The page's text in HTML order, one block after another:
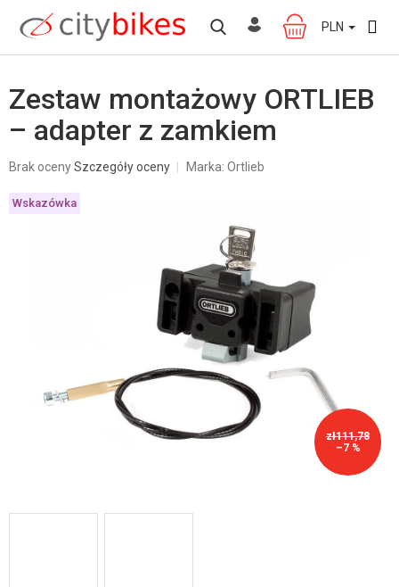
treści
KOSZYK
PLN
Zestaw montażowy ORTLIEB
– adapter z zamkiem
Średnia
produktu
wynosi
Brak ocenySzczegóły oceny Marka: Ortlieb
zł111,78
–7 %
Wskazówka